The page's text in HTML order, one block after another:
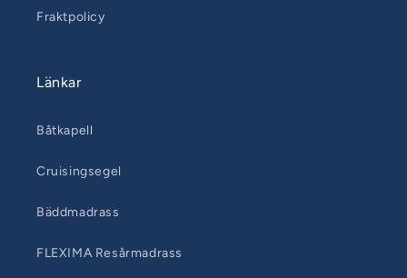
Fraktpolicy
Länkar
Båtkapell
Cruisingsegel
Bäddmadrass
FLEXIMA Resårmadrass